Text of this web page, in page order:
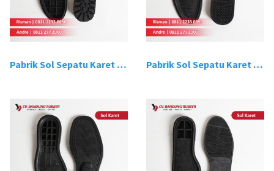
Pabrik Sol Sepatu Karet Bandung 1 Pabrik Sol Sepatu Karet Bandung 2